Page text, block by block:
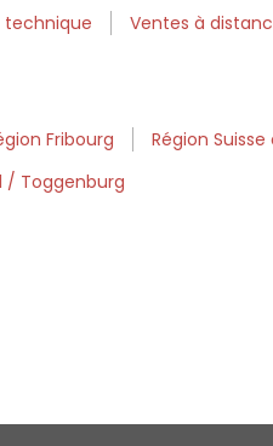
technique Ventes à
Fribourg Région
/ Toggenburg